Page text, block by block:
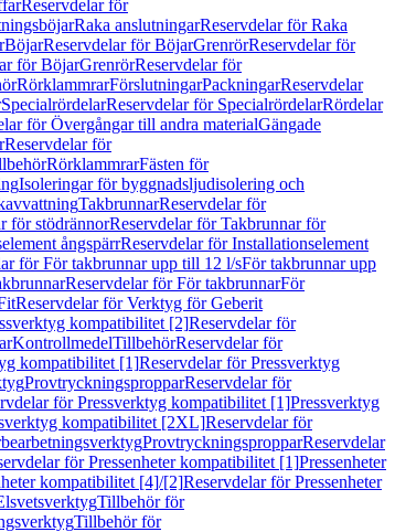
Reservdelar för
Raka anslutningarReservdelar för Raka
BöjarReservdelar för BöjarGrenrörReservdelar för
för BöjarGrenrörReservdelar för
RörklammrarFörslutningarPackningarReservdelar
SpecialrördelarReservdelar för SpecialrördelarRördelar
för Övergångar till andra materialGängade
Reservdelar för
RörklammrarFästen för
Isoleringar för byggnadsljudisolering och
TakbrunnarReservdelar för
för stödrännorReservdelar för Takbrunnar för
ångspärrReservdelar för Installationselement
för För takbrunnar upp till 12 l/sFör takbrunnar upp
Reservdelar för För takbrunnarFör
Reservdelar för Verktyg för Geberit
kompatibilitet [2]Reservdelar för
KontrollmedelTillbehörReservdelar för
kompatibilitet [1]Reservdelar för Pressverktyg
ProvtryckningspropparReservdelar för
för Pressverktyg kompatibilitet [1]Pressverktyg
kompatibilitet [2XL]Reservdelar för
ProvtryckningspropparReservdelar
för Pressenheter kompatibilitet [1]Pressenheter
kompatibilitet [4]/[2]Reservdelar för Pressenheter
Tillbehör för
Tillbehör för